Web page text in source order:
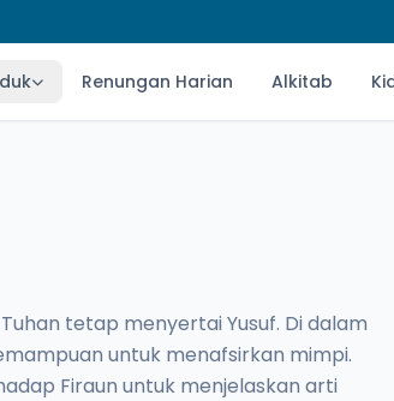
Renungan Harian Alkitab
tetap menyertai Yusuf. Di dalam
untuk menafsirkan mimpi.
Firaun untuk menjelaskan arti